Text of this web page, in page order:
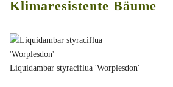
Klimaresistente Bäume
Liquidambar styraciflua 'Worplesdon'